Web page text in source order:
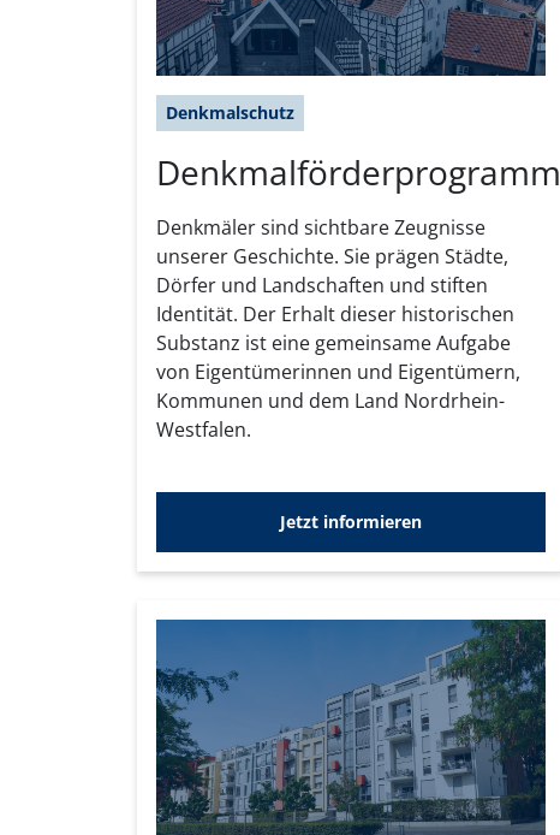
Denkmalschutz
Denkmalförderprogramm
Denkmäler sind sichtbare Zeugnisse
unserer Geschichte. Sie prägen Städte,
Dörfer und Landschaften und stiften
Identität. Der Erhalt dieser historischen
Substanz ist eine gemeinsame Aufgabe
von Eigentümerinnen und Eigentümern,
Kommunen und dem Land Nordrhein-
Westfalen.
Jetzt informieren